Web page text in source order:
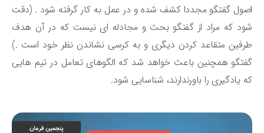
گفتگو مجددا کشف شده و در عمل به کار گرفته شود . (دقت
که مراد از گفتگو بحث و مجادله ای نیست که در آن هدف
متقاعد کردن دیگری و به کرسی نشاندن نظر خود است .)
همچنین باعث خواهد شد که الگوهای تعامل در تیم هایی
یادگیری را باورندارند، شناسایی شود.